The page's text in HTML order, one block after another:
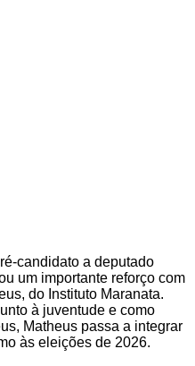
candidato a deputado
um importante reforço com
do Instituto Maranata.
à juventude e como
Matheus passa a integrar
às eleições de 2026.